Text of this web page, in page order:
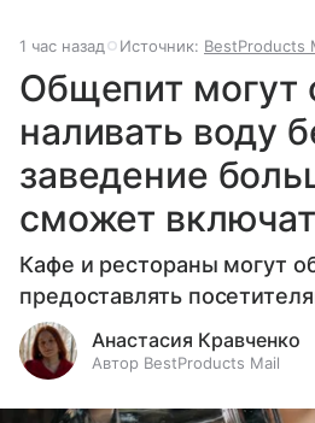
1 час назад Источник: BestProducts
Общепит могут
наливать воду
заведение
сможет
Кафе и рестораны могут
предоставлять
Анастасия Кравченко
Автор BestProducts Mail